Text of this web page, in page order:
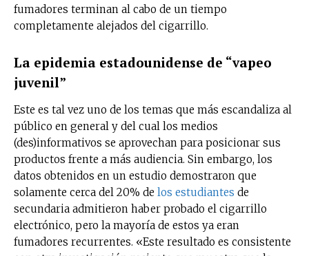
fumadores terminan al cabo de un tiempo
completamente alejados del cigarrillo.
La epidemia estadounidense de “vapeo
juvenil”
Este es tal vez uno de los temas que más escandaliza al
público en general y del cual los medios
(des)informativos se aprovechan para posicionar sus
productos frente a más audiencia. Sin embargo, los
datos obtenidos en un estudio demostraron que
solamente cerca del 20% de los estudiantes de
secundaria admitieron haber probado el cigarrillo
electrónico, pero la mayoría de estos ya eran
fumadores recurrentes. «Este resultado es consistente